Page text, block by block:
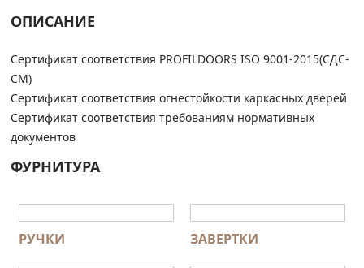
ОПИСАНИЕ
Сертификат соответствия PROFILDOORS ISO 9001-2015(СДС-
СМ)
Сертификат соответствия огнестойкости каркасных дверей
Сертификат соответствия требованиям нормативных
документов
ФУРНИТУРА
РУЧКИ ЗАВЕРТКИ